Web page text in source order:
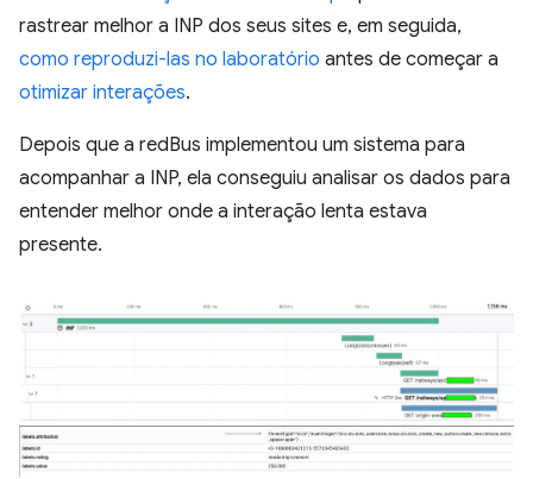
rastrear melhor a INP dos seus sites e, em seguida,
como reproduzi-las no laboratório antes de começar a
otimizar interações.
Depois que a redBus implementou um sistema para
acompanhar a INP, ela conseguiu analisar os dados para
entender melhor onde a interação lenta estava
presente.